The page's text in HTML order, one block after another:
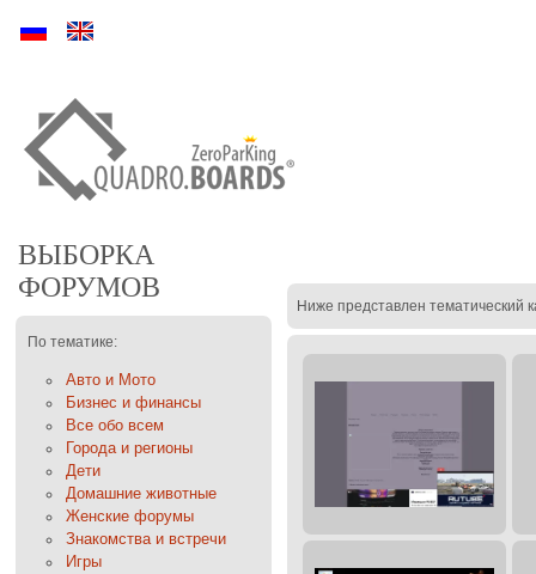
Ру En
ВЫБОРКА
ФОРУМОВ
По тематике:
Авто и Мото
Бизнес и финансы
Все обо всем
Города и регионы
Дети
Домашние животные
Женские форумы
Знакомства и встречи
Игры
Ниже представлен тематический